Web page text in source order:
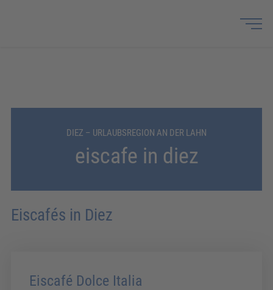
eiscafe in diez
DIEZ – URLAUBSREGION AN DER LAHN
Eiscafé Dolce Italia